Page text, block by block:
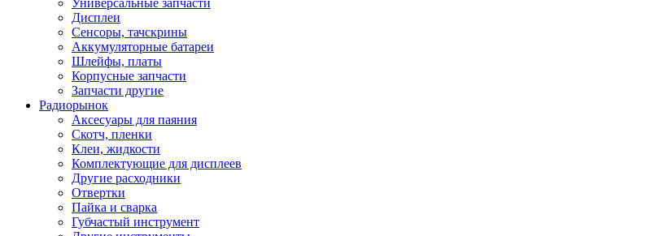
Универсальные запчасти
Дисплеи
Сенсоры, тачскрины
Аккумуляторные батареи
Шлейфы, платы
Корпусные запчасти
Запчасти другие
Радиорынок
Аксесуары для паяния
Скотч, пленки
Клеи, жидкости
Комплектующие для дисплеев
Другие расходники
Отвертки
Пайка и сварка
Губчастый инструмент